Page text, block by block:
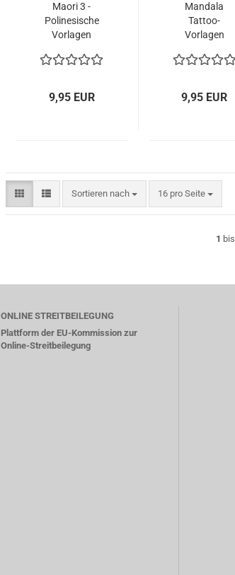
Maori 3 -
Polinesische
Vorlagen
9,95 EUR
Mandala
Tattoo-
Vorlagen
9,95 EUR
Sortieren nach
Sortieren nach 16 pro Seite
pro Seite
1 bis
ONLINE STREITBEILEGUNG
Plattform der EU-Kommission zur
Online-Streitbeilegung